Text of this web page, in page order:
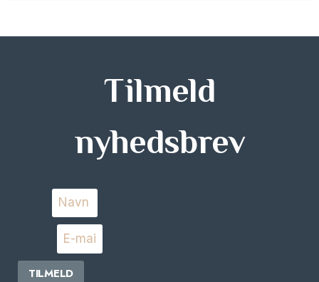
Tilmeld
nyhedsbrev
TILMELD